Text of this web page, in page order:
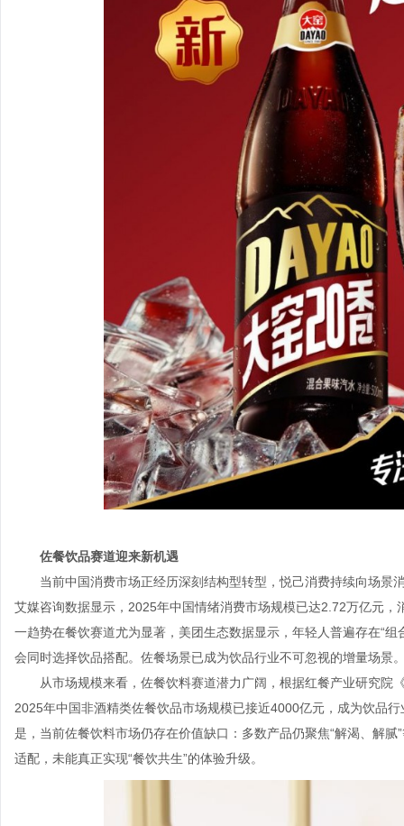
佐餐饮品赛道迎来新机遇
当前中国消费市场正经历深刻结构型转型，悦己消费持续向场
艾媒咨询数据显示，2025年中国情绪消费市场规模已达2.72万亿元
一趋势在餐饮赛道尤为显著，美团生态数据显示，年轻人普遍存在“
会同时选择饮品搭配。佐餐场景已成为饮品行业不可忽视的增量场景
从市场规模来看，佐餐饮料赛道潜力广阔，根据红餐产业研究
2025年中国非酒精类佐餐饮品市场规模已接近4000亿元，成为饮品
是，当前佐餐饮料市场仍存在价值缺口：多数产品仍聚焦“解渴、解
适配，未能真正实现“餐饮共生”的体验升级。